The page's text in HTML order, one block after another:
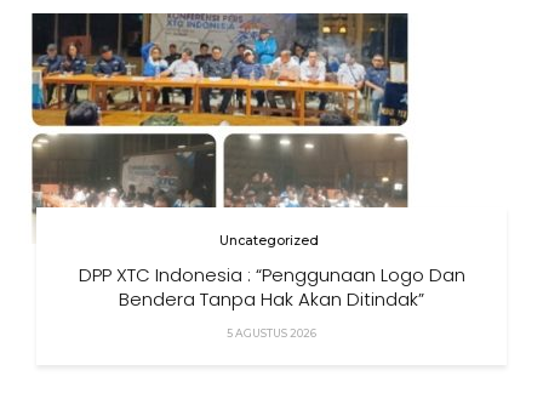
Uncategorized
DPP XTC Indonesia : “Penggunaan Logo Dan
Bendera Tanpa Hak Akan Ditindak”
5 AGUSTUS 2026